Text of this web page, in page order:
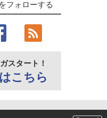
フォローする
スタート！
こちら